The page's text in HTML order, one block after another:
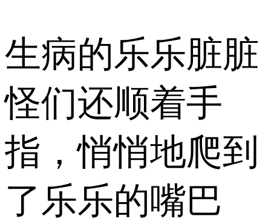
生病的乐乐脏脏
怪们还顺着手
指，悄悄地爬到
了乐乐的嘴巴